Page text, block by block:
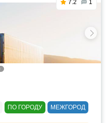
7.2 1
ПО ГОРОДУ МЕЖГОРОД